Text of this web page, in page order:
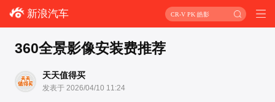
新浪汽车 CR-V PK 皓影
360全景影像安装费推荐
天天值得买
发表于 2026/04/10 11:24